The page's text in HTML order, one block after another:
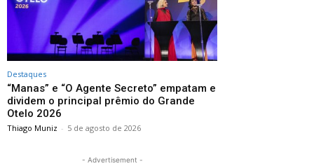
Destaques
“Manas” e “O Agente Secreto” empatam e
dividem o principal prêmio do Grande
Otelo 2026
Thiago Muniz - 5 de agosto de 2026
- Advertisement -